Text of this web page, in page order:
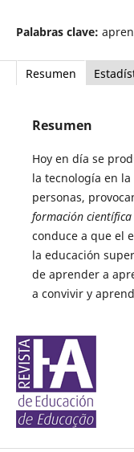
Palabras clave:
Resumen
Resumen
Hoy en día se
la tecnología en
personas,
formación
conduce a que el
la educación
de aprender a
a convivir y